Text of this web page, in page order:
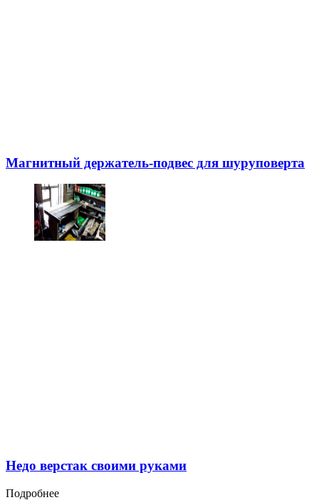
Магнитный держатель-подвес для шуруповерта
Недо верстак своими руками
Подробнее